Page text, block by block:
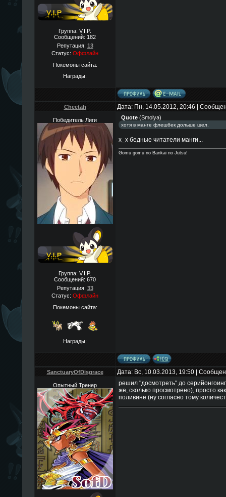
Группа: V.I.P.
Сообщений: 182
Репутация: 13
Статус: Оффлайн
Покемоны сайта:
Награды:
Cheetah Дата: Пн, 14.05.2012, 20:46 |
Победитель Лиги
Группа: V.I.P.
Сообщений: 670
Репутация: 33
Статус: Оффлайн
Покемоны сайта:
Награды:
Quote(Smolya)
хотя в манге флешбек дольше шел.
х_х бедные читатели манги...
Gomu gomu no Bankai no Jutsu!
SanctuaryOfDisgrace Дата: Вс, 10.03.2013, 19:50 |
Опытный Тренер
решил "досмотреть" до
же, сколько просмотрено), просто
поливине (ну согласно тому